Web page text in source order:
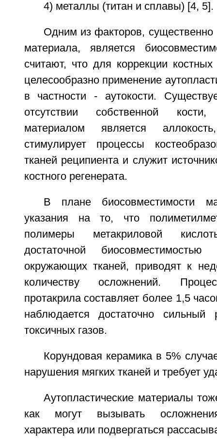
4) металлы (титан и сплавы) [4, 5].
Одним из факторов,
материала, является
считают, что для коррекции
целесообразно применение
в частности - аутокости.
отсутствии собственной кости,
материалом является
стимулирует процессы
тканей реципиента и служит
костного регенерата.
В плане биосовместимости
указания на то, что
полимеры метакриловой
достаточной
окружающих тканей, приводят к
количеству осложнений.
протакрила составляет более 1,5
наблюдается достаточно сильный
токсичных газов.
Корундовая керамика в 5%
нарушения мягких тканей и требует
Аутопластические материалы
как могут вызывать
характера или подвергаться